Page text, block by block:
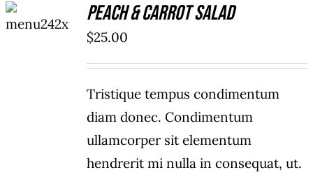
CART
/
Peach & Carrot Salad
$25.00
Tristique tempus condimentum
diam donec. Condimentum
ullamcorper sit elementum
hendrerit mi nulla in consequat, ut.